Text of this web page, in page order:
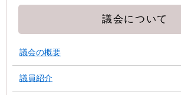
議会について
議会の概要
議員紹介